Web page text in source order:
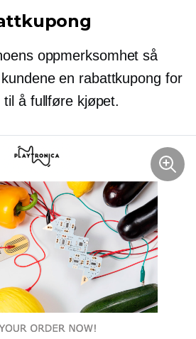
oppmerksomhet så
en rabattkupong for
å fullføre kjøpet.